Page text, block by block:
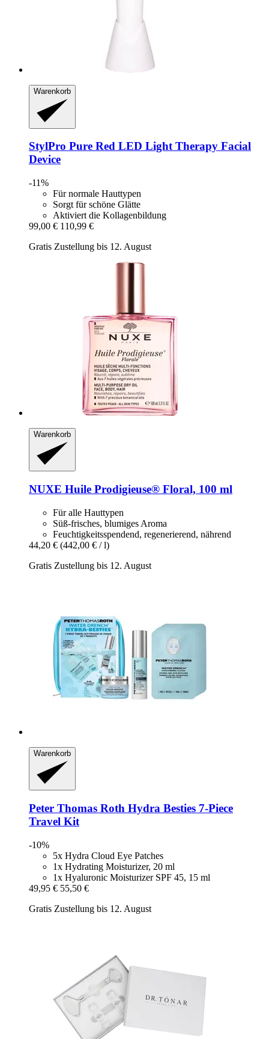
Warenkorb
StylPro Pure Red LED Light Therapy Facial
Device
-11%
Für normale Hauttypen
Sorgt für schöne Glätte
Aktiviert die Kollagenbildung
99,00 € 110,99 €
Gratis Zustellung bis 12. August
Warenkorb
NUXE Huile Prodigieuse® Floral, 100 ml
Für alle Hauttypen
Süß-frisches, blumiges Aroma
Feuchtigkeitsspendend, regenerierend, nährend
44,20 € (442,00 € / l)
Gratis Zustellung bis 12. August
Warenkorb
Peter Thomas Roth Hydra Besties 7-​Piece
Travel Kit
-10%
5x Hydra Cloud Eye Patches
1x Hydrating Moisturizer, 20 ml
1x Hyaluronic Moisturizer SPF 45, 15 ml
49,95 € 55,50 €
Gratis Zustellung bis 12. August